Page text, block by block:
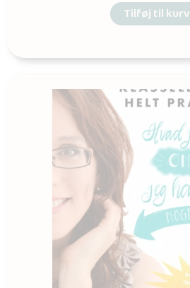
Tilføj til kurv